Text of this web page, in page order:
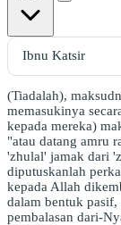
(Tiadalah),
memasukinya
kepada mereka)
"atau datang amru
'zhulal' jamak dari
diputuskanlah
kepada Allah
dalam bentuk
pembalasan dari-